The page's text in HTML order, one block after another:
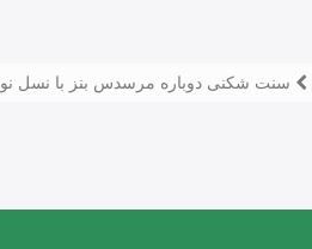
سنت شکنی دوباره مرسدس بنز با نسل نو CLS